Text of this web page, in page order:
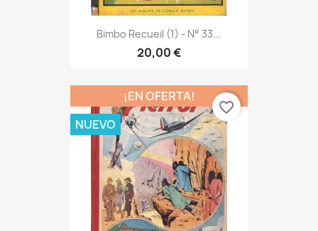
Bimbo Recueil (1) - N° 33...
20,00 €
¡EN OFERTA!
NUEVO
favorite_border